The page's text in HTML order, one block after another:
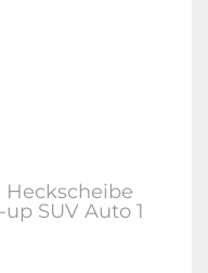
SUV Auto 1